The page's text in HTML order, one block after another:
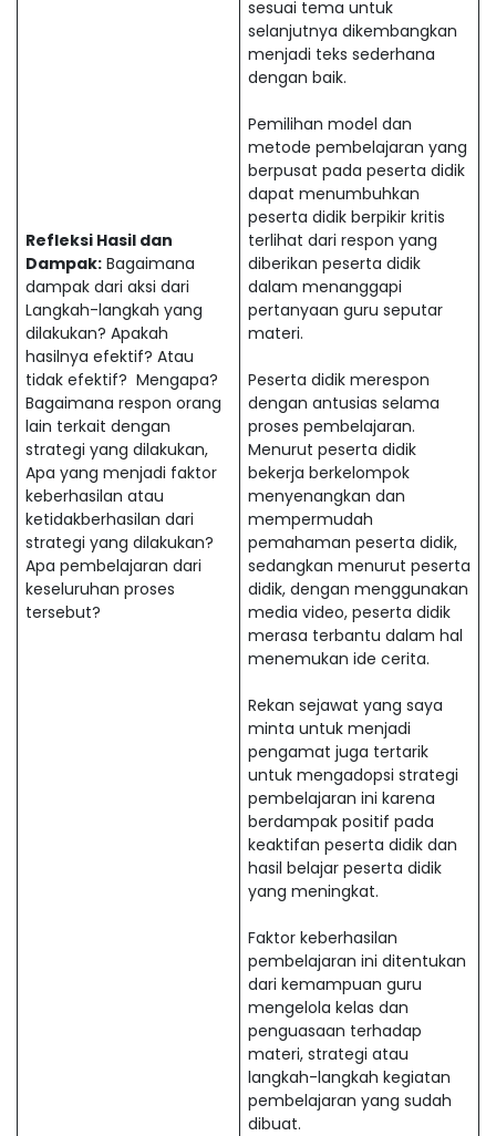
Refleksi Hasil dan
Dampak: Bagaimana
dampak dari aksi dari
Langkah-langkah yang
dilakukan? Apakah
hasilnya efektif? Atau
tidak efektif? Mengapa?
Bagaimana respon orang
lain terkait dengan
strategi yang dilakukan,
Apa yang menjadi faktor
keberhasilan atau
ketidakberhasilan dari
strategi yang dilakukan?
Apa pembelajaran dari
keseluruhan proses
tersebut?
sesuai tema untuk
selanjutnya dikembangkan
menjadi teks sederhana
dengan baik.
Pemilihan model dan
metode pembelajaran yang
berpusat pada peserta didik
dapat menumbuhkan
peserta didik berpikir kritis
terlihat dari respon yang
diberikan peserta didik
dalam menanggapi
pertanyaan guru seputar
materi.
Peserta didik merespon
dengan antusias selama
proses pembelajaran.
Menurut peserta didik
bekerja berkelompok
menyenangkan dan
mempermudah
pemahaman peserta didik,
sedangkan menurut peserta
didik, dengan menggunakan
media video, peserta didik
merasa terbantu dalam hal
menemukan ide cerita.
Rekan sejawat yang saya
minta untuk menjadi
pengamat juga tertarik
untuk mengadopsi strategi
pembelajaran ini karena
berdampak positif pada
keaktifan peserta didik dan
hasil belajar peserta didik
yang meningkat.
Faktor keberhasilan
pembelajaran ini ditentukan
dari kemampuan guru
mengelola kelas dan
penguasaan terhadap
materi, strategi atau
langkah-langkah kegiatan
pembelajaran yang sudah
dibuat.